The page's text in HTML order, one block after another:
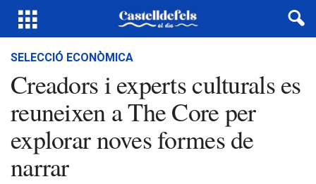
SELECCIÓ ECONÒMICA
Creadors i experts culturals es
reuneixen a The Core per
explorar noves formes de
narrar